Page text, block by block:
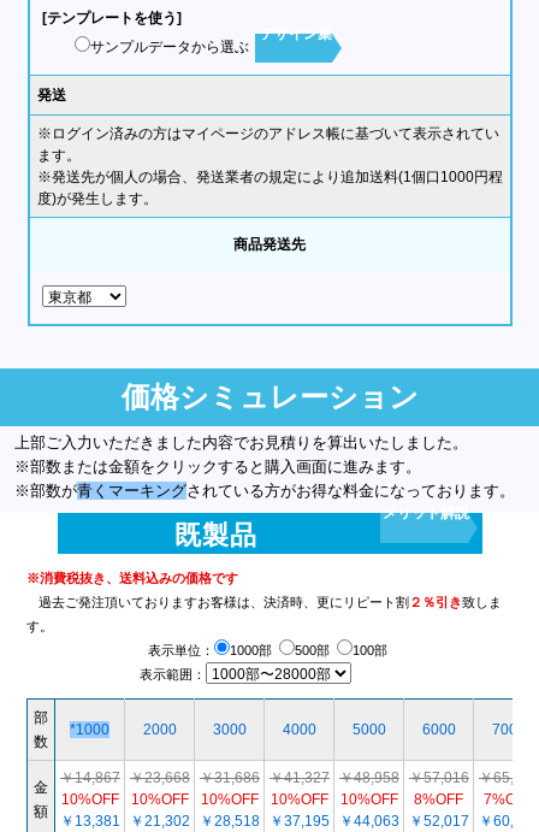
[テンプレートを使う]
サンプルデータから選ぶ
デザイン集
発送
※ログイン済みの方はマイページのアドレス帳に基づいて表示されてい
ます。
※発送先が個人の場合、発送業者の規定により追加送料(1個口1000円程
度)が発生します。
商品発送先
価格シミュレーション
上部ご入力いただきました内容でお見積りを算出いたしました。
※部数または金額をクリックすると購入画面に進みます。
※部数が青くマーキングされている方がお得な料金になっております。
既製品
メリット解説
※消費税抜き、送料込みの価格です
過去ご発注頂いておりますお客様は、決済時、更にリピート割２％引き致しま
す。
表示単位：
1000部 500部
100部
表示範囲：
部
数
*1000 2000 3000 4000 5000 6000 7000
金
額
￥14,867
10%OFF
￥13,381
￥23,668
10%OFF
￥21,302
￥31,686
10%OFF
￥28,518
￥41,327
10%OFF
￥37,195
￥48,958
10%OFF
￥44,063
￥57,016
8%OFF
￥52,017
￥65,625
7%OFF
￥60,625